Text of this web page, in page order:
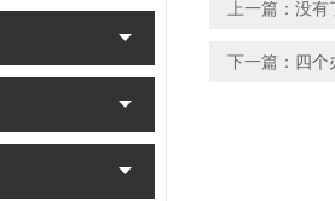
上一篇：没有
下一篇： 四个